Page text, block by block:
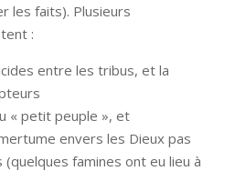
les faits). Plusieurs
:
entre les tribus, et la
« petit peuple », et
envers les Dieux pas
famines ont eu lieu à